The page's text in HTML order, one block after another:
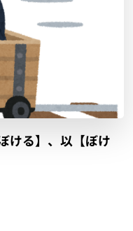
ける】、以【ぼけ